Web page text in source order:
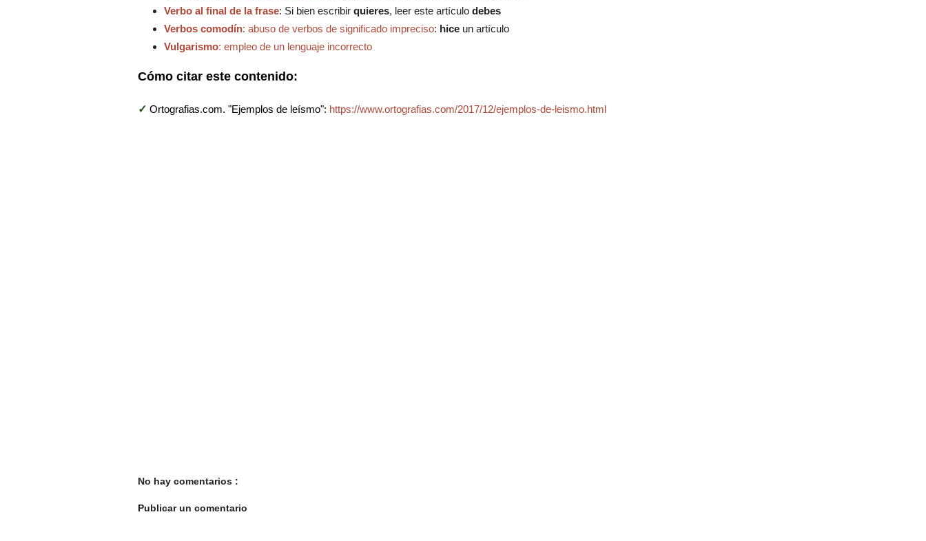
Verbo al final de la frase: Si bien escribir quieres, leer este artículo debes
Verbos comodín: abuso de verbos de significado impreciso: hice un artículo
Vulgarismo: empleo de un lenguaje incorrecto
Cómo citar este contenido:
✓ Ortografias.com. "Ejemplos de leísmo": https://www.ortografias.com/2017/12/ejemplos-de-leismo.html
No hay comentarios :
Publicar un comentario